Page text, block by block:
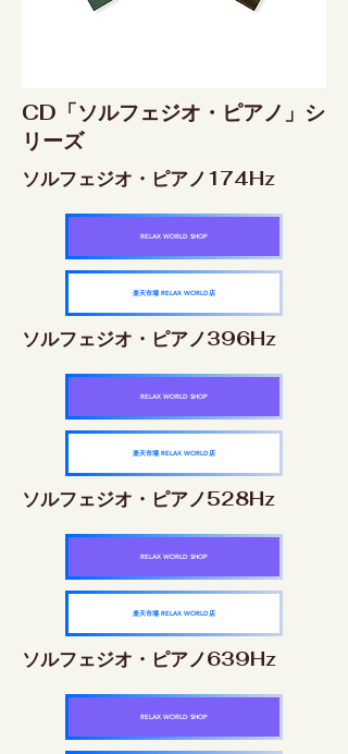
CD「ソルフェジオ・ピアノ」シ
リーズ
ソルフェジオ・ピアノ174Hz
RELAX WORLD SHOP
楽天市場 RELAX WORLD店
ソルフェジオ・ピアノ396Hz
RELAX WORLD SHOP
楽天市場 RELAX WORLD店
ソルフェジオ・ピアノ528Hz
RELAX WORLD SHOP
楽天市場 RELAX WORLD店
ソルフェジオ・ピアノ639Hz
RELAX WORLD SHOP